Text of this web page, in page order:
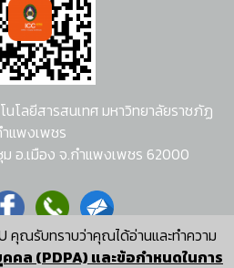
คุณรับทราบว่าคุณได้อ่านและทำความ
คล (PDPA) และข้อกำหนดในการ
นโลยีสารสนเทศ มหาวิทยาลัยราชภัฏ
แพงเพชร
ม อ.เมือง จ.กำแพงเพชร 62000
บบ อนุชา พวงผกา